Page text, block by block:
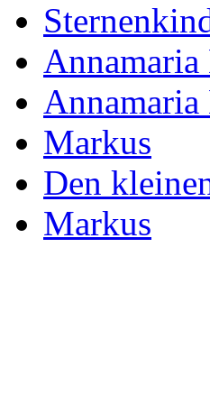
Annamaria
Annamaria
Markus
Den
Markus